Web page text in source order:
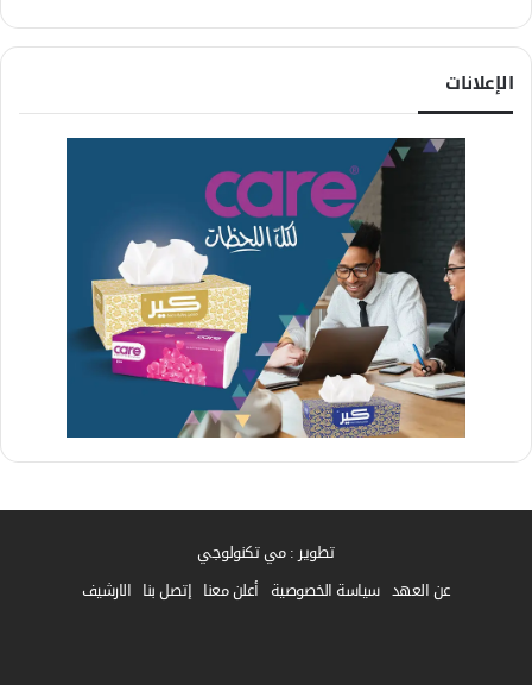
الإعلانات
تطوير : مي تكنولوجي
عن العهد سياسة الخصوصية أعلن معنا إتصل بنا الارشيف